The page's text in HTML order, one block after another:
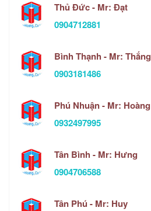
Thủ Đức - Mr: Đạt
0904712881
Bình Thạnh - Mr: Thắng
0903181486
Phú Nhuận - Mr: Hoàng
0932497995
Tân Bình - Mr: Hưng
0904706588
Tân Phú - Mr: Huy